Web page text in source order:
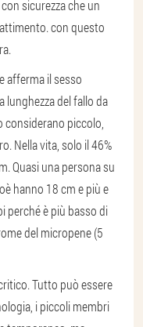
sicurezza che un
con questo
afferma il sesso
lunghezza del fallo da
considerano piccolo,
Nella vita, solo il 46%
Quasi una persona su
hanno 18 cm e più e
perché è più basso di
del micropene (5
Tutto può essere
i piccoli membri